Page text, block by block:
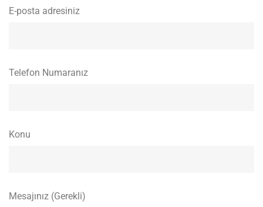
E-posta adresiniz
Telefon Numaranız
Konu
Mesajınız (Gerekli)